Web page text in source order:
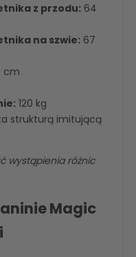
z przodu: 64
na szwie: 67
cm
120 kg
strukturą imitującą
wystąpienia różnic
Magic